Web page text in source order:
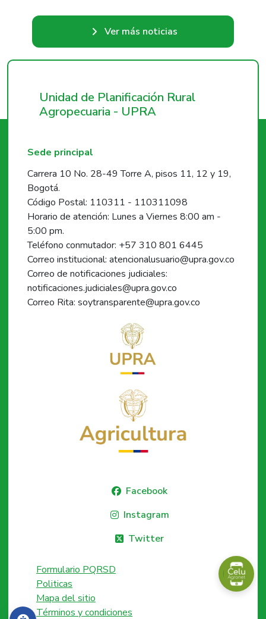
Ver más noticias
Unidad de Planificación Rural
Agropecuaria - UPRA
Sede principal
Carrera 10 No. 28-49 Torre A, pisos 11, 12 y 19,
Bogotá.
Código Postal: 110311 - 110311098
Horario de atención: Lunes a Viernes 8:00 am -
5:00 pm.
Teléfono conmutador: +57 310 801 6445
Correo institucional: atencionalusuario@upra.gov.co
Correo de notificaciones judiciales:
notificaciones.judiciales@upra.gov.co
Correo Rita: soytransparente@upra.gov.co
Facebook
Instagram
Twitter
Formulario PQRSD
Politicas
Mapa del sitio
Términos y condiciones